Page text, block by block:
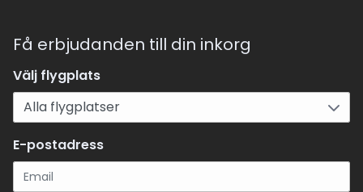
Få erbjudanden till din inkorg
Välj flygplats
E-postadress